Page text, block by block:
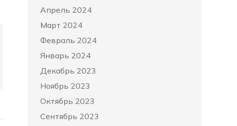
Апрель 2024
Март 2024
Февраль 2024
Январь 2024
Декабрь 2023
Ноябрь 2023
Октябрь 2023
Сентябрь 2023